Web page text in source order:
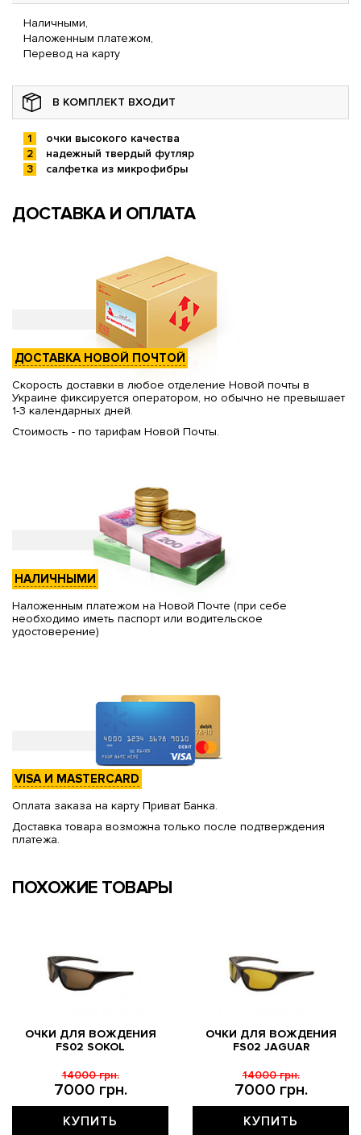
Наличными,
Наложенным платежом,
Перевод на карту
В КОМПЛЕКТ ВХОДИТ
очки высокого качества
надежный твердый футляр
салфетка из микрофибры
ДОСТАВКА И ОПЛАТА
ДОСТАВКА НОВОЙ ПОЧТОЙ
Скорость доставки в любое отделение Новой почты в
Украине фиксируется оператором, но обычно не превышает
1-3 календарных дней.
Стоимость - по тарифам Новой Почты.
НАЛИЧНЫМИ
Наложенным платежом на Новой Почте (при себе
необходимо иметь паспорт или водительское
удостоверение)
VISA И MASTERCARD
Оплата заказа на карту Приват Банка.
Доставка товара возможна только после подтверждения
платежа.
ПОХОЖИЕ ТОВАРЫ
ОЧКИ ДЛЯ ВОЖДЕНИЯ
FS02 SOKOL
7000 грн.
14000 грн.
КУПИТЬ
ОЧКИ ДЛЯ ВОЖДЕНИЯ
FS02 JAGUAR
7000 грн.
14000 грн.
КУПИТЬ